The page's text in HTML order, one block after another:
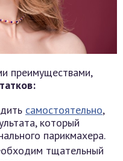
преимуществами,
самостоятельно,
который
парикмахера.
тщательный